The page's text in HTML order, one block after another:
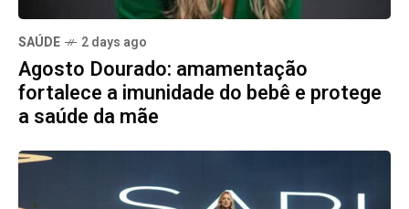
SAÚDE 2 days ago
Agosto Dourado: amamentação
fortalece a imunidade do bebê e protege
a saúde da mãe